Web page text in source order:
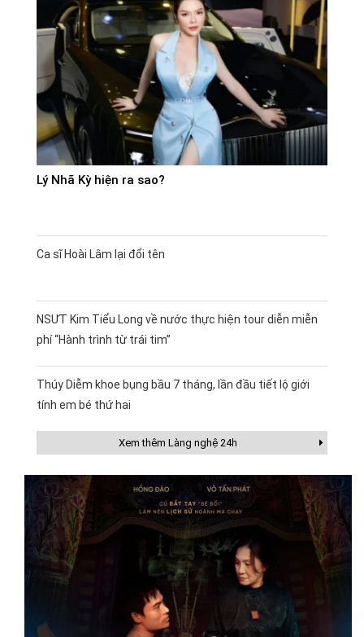
Lý Nhã Kỳ hiện ra sao?
Ca sĩ Hoài Lâm lại đổi tên
NSƯT Kim Tiểu Long về nước thực hiện tour diễn miễn
phí “Hành trình từ trái tim”
Thúy Diễm khoe bụng bầu 7 tháng, lần đầu tiết lộ giới
tính em bé thứ hai
Xem thêm Làng nghệ 24h